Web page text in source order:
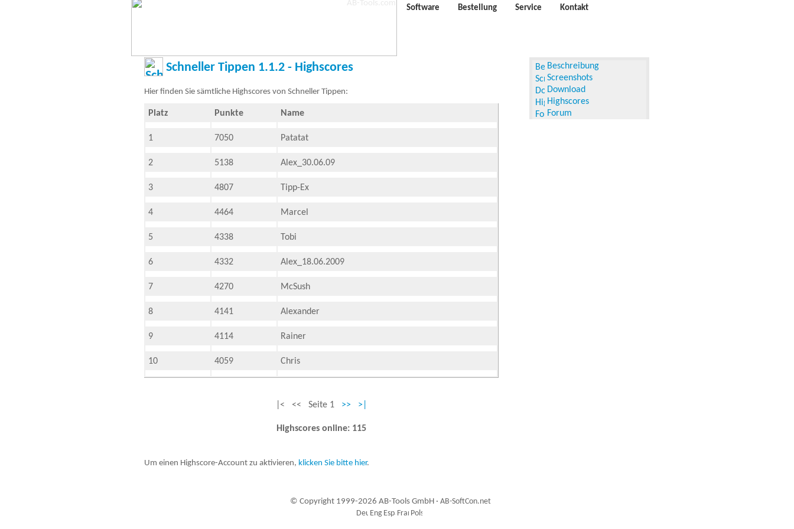
Software Bestellung Service Kontakt
Schneller Tippen 1.1.2 - Highscores
Hier finden Sie sämtliche Highscores von Schneller Tippen:
Platz Punkte Name
1 7050 Patatat
2 5138 Alex_30.06.09
3 4807 Tipp-Ex
4 4464 Marcel
5 4338 Tobi
6 4332 Alex_18.06.2009
7 4270 McSush
8 4141 Alexander
9 4114 Rainer
10 4059 Chris
|< << Seite 1 >> >|
Highscores online: 115
Um einen Highscore-Account zu aktivieren, klicken Sie bitte hier.
Beschreibung
Screenshots
Download
Highscores
Forum
© Copyright 1999-2026 AB-Tools GmbH · AB-SoftCon.net